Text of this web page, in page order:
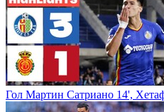
Гол Мартин Сатриано 14',